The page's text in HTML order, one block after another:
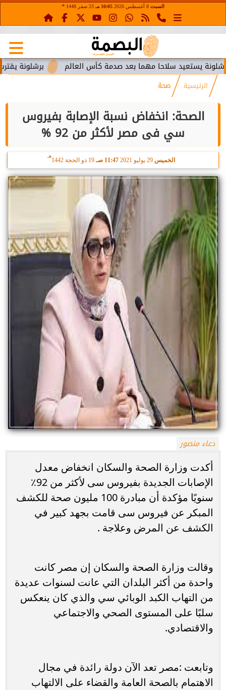
السبت 10:05 مـ 23 صفر 1448 هـ
برشلونة يقترب من سلاحا مهما بعد صدمة كأس العالم
الرئيسية صحة
الصحة: انخفاض نسبة الإصابة بفيروس
سي فى مصر لأكثر من 92 %
الخميس 29 يوليو 2021 11:47 صـ 19 ذو الحجة 1442
هـ
دعاء منصور
أكدت وزارة الصحة والسكان انخفاض معدل
الإصابات الجديدة بفيروس سى لأكثر من 92٪
سنويًا مؤكدة أن مبادرة 100 مليون صحة للكشف
المبكر عن فيروس سى قامت بجهد كبير في
الكشف عن المرض وعلاجة .
وقالت وزارة الصحة والسكان إن مصر كانت
واحدة من أكثر البلدان التي عانت لسنوات عديدة
من التهاب الكبد الوبائي سي والذي كان ينعكس
سلبًا على المستوى الصحي والاجتماعي
والاقتصادي.
وتابعت :مصر تعد الآن دولة رائدة في مجال
الاهتمام بالصحة العامة والقضاء على الالتهاب